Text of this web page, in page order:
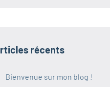
récents
Bienvenue sur mon blog !